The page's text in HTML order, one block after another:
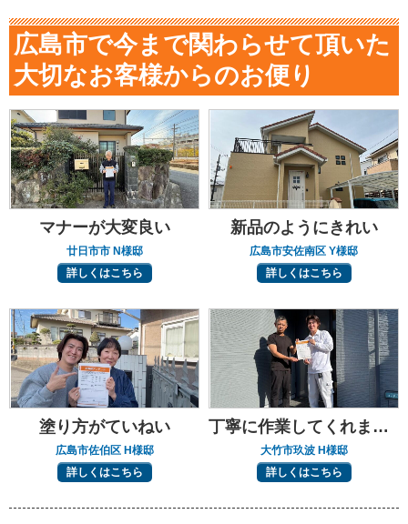
広島市で今まで関わらせて頂いた
大切なお客様からのお便り
マナーが大変良い
廿日市市 N様邸
詳しくはこちら
新品のようにきれい
広島市安佐南区 Y様邸
詳しくはこちら
塗り方がていねい
広島市佐伯区 H様邸
詳しくはこちら
丁寧に作業してくれました
大竹市玖波 H様邸
詳しくはこちら